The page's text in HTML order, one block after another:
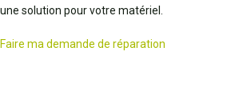
une solution pour votre matériel.
Faire ma demande de réparation